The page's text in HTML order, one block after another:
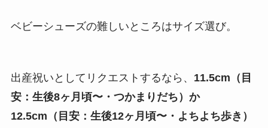
ベビーシューズの難しいところはサイズ選び。
出産祝いとしてリクエストするなら、 11.5cm（目
安：生後8ヶ月頃〜・つかまりだち）か
12.5cm（目安：生後12ヶ月頃〜・よちよち歩き）